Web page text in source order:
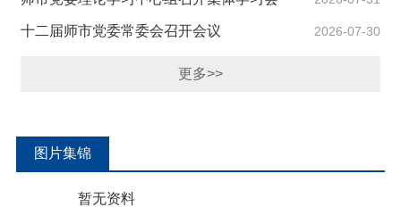
2026-07-30
十二届师市党委常委会召开会议
更多>>
图片集锦
暂无资料